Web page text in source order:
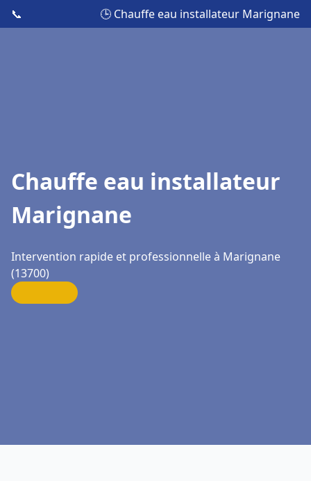
📞 🕒 Chauffe eau installateur Marignane
Chauffe eau installateur
Marignane
Intervention rapide et professionnelle à Marignane
(13700)